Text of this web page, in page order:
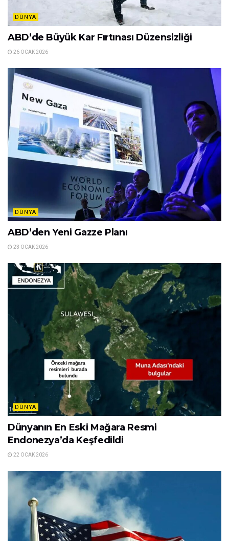
DÜNYA
ABD’de Büyük Kar Fırtınası Düzensizliği
26 OCAK 2026
DÜNYA
ABD’den Yeni Gazze Planı
23 OCAK 2026
DÜNYA
Dünyanın En Eski Mağara Resmi
Endonezya’da Keşfedildi
22 OCAK 2026